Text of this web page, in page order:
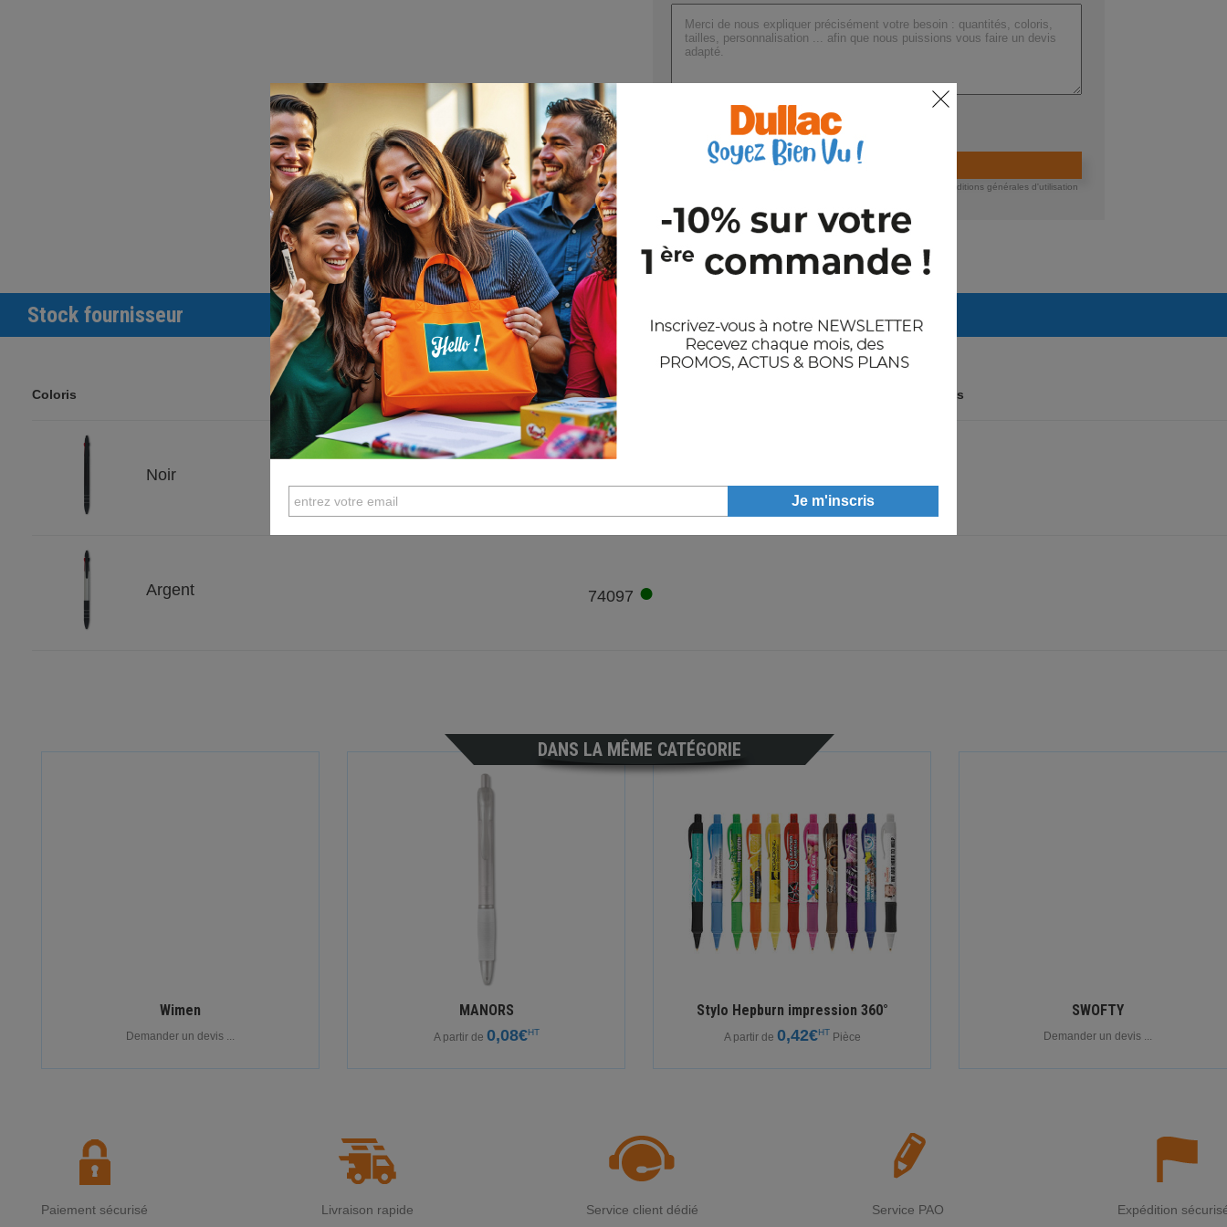
Joindre un ou plusieurs fichiers (max 200 Mo) :
Valider la demande de devis
En nous envoyant votre demande de devis, vous acceptez nos conditions générales d'utilisation
Stock fournisseur
Coloris Stocks Arrivages prévus
Noir
Argent 74097 ●
DANS LA MÊME CATÉGORIE
Wimen
Demander un devis ...
MANORS
A partir de 0,08€HT
Stylo Hepburn impression 360°
A partir de 0,42€HT Pièce
SWOFTY
Demander un devis ...
Paiement sécurisé Livraison rapide Service client dédié Service PAO Expédition